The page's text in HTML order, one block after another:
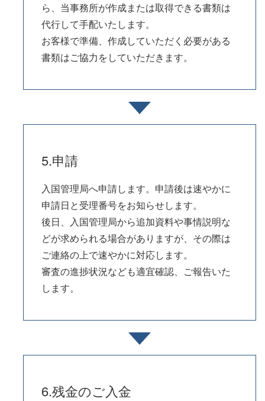
ら、当事務所が作成または取得できる書類は
代行して手配いたします。
お客様で準備、作成していただく必要がある
書類はご協力をしていただきます。
5.申請
入国管理局へ申請します。申請後は速やかに
申請日と受理番号をお知らせします。
後日、入国管理局から追加資料や事情説明な
どが求められる場合がありますが、その際は
ご連絡の上で速やかに対応します。
審査の進捗状況なども適宜確認、ご報告いた
します。
6.残金のご入金